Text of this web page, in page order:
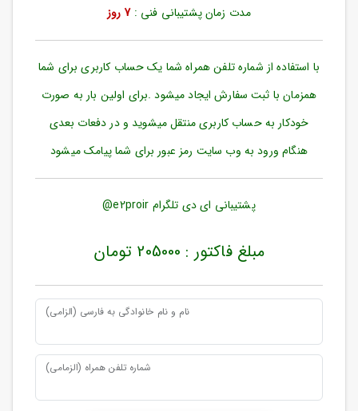
بازیابی
رمز
مندی
ها
مدت زمان پشتیبانی فنی :7 روز
با استفاده از شماره تلفن همراه شما یک حساب کاربری برای شما
همزمان با ثبت سفارش ایجاد میشود .برای اولین بار به صورت
خودکار به حساب کاربری منتقل میشوید و در دفعات بعدی
هنگام ورود به وب سایت رمز عبور برای شما پیامک میشود
پشتیبانی ای دی تلگرام e2proir@
مبلغ فاکتور : 205000 تومان
نام و نام خانوادگی به فارسی (الزامی)
شماره تلفن همراه (الزمامی)